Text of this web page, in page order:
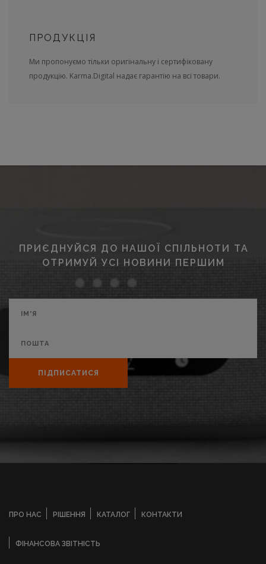
ПРОДУКЦІЯ
Ми пропонуємо тільки оригінальну і сертифіковану
продукцію. Karma.Digital надає гарантію на всі товари.
ПРИЄДНУЙСЯ ДО НАШОЇ СПІЛЬНОТИ ТА
ОТРИМУЙ УСІ НОВИНИ ПЕРШИМ
ПІДПИСАТИСЯ
ПРО НАС РІШЕННЯ КАТАЛОГ КОНТАКТИ
ФІНАНСОВА ЗВІТНІСТЬ